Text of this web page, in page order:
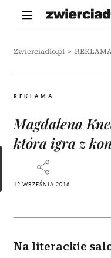
Zwierciadlo.pl >
REKLAMA
Magdalena
która igra z
12 WRZEŚNIA 2016
Na literackie